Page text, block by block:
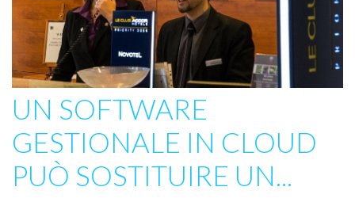
UN SOFTWARE
GESTIONALE IN CLOUD
PUÒ SOSTITUIRE UN...